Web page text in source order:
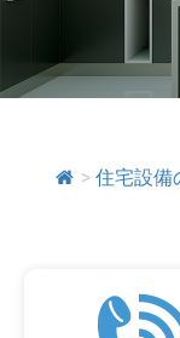
> 住宅設備